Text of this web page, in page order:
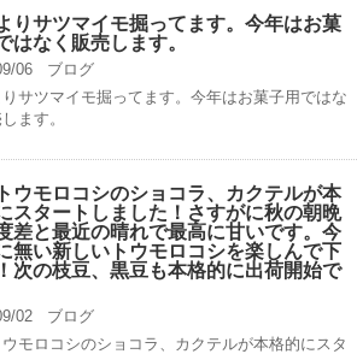
りサツマイモ掘ってます。今年はお菓
はなく販売します。
06
ブログ
サツマイモ掘ってます。今年はお菓子用ではな
ます。
ウモロコシのショコラ、カクテルが本
スタートしました！さすがに秋の朝晩
差と最近の晴れで最高に甘いです。今
無い新しいトウモロコシを楽しんで下
次の枝豆、黒豆も本格的に出荷開始で
02
ブログ
モロコシのショコラ、カクテルが本格的にスタ